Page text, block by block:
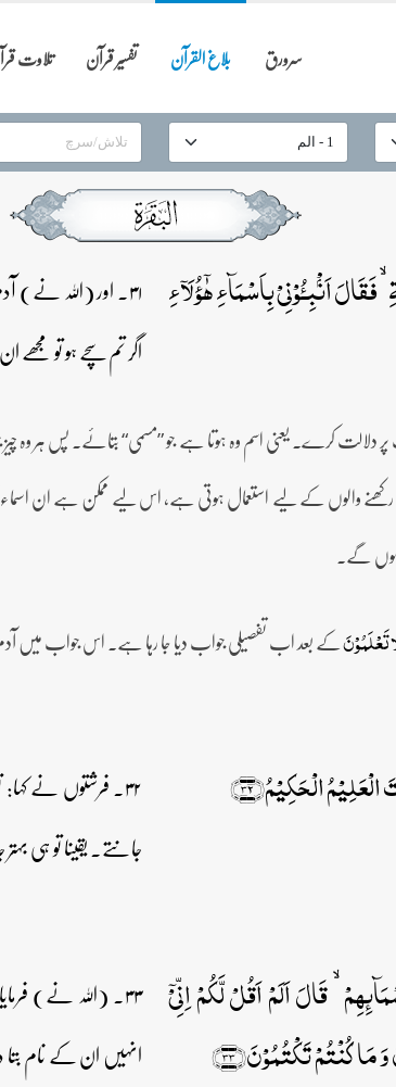
سرورق بلاغ القرآن تفسیر قرآن تلاوت
اَنۡۢبِـُٔوۡنِیۡ بِاَسۡمَآءِ ہٰۤؤُلَآءِ
۳۱۔ اور (اللہ نے)
اگر تم سچے ہو تو
دلالت کرے۔ یعنی اسم وہ ہوتا ہے جو ”مسمی“ بتائے۔ پس ہر وہ
والوں کے لیے استعمال ہوتی ہے، اس لیے ممکن ہے ان اسماء
ہوں گے۔
تَعۡلَمُوۡنَکے بعد اب تفصیلی جواب دیا جا رہا ہے۔ اس جواب میں آدم
الۡحَکِیۡمُ﴿۳۲﴾
۳۲۔ فرشتوں نے
جانتے۔ یقینا تو ہی
قَالَ اَلَمۡ اَقُلۡ لَّکُمۡ اِنِّیۡۤ
کُنۡتُمۡ تَکۡتُمُوۡنَ﴿۳۳﴾
۳۳۔ (اللہ نے)
انہیں ان کے نام بتا